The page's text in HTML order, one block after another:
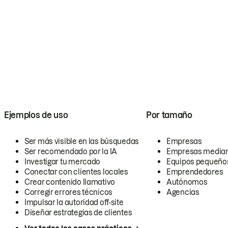
Ejemplos de uso
Ser más visible en las búsquedas
Ser recomendado por la IA
Investigar tu mercado
Conectar con clientes locales
Crear contenido llamativo
Corregir errores técnicos
Impulsar la autoridad off-site
Diseñar estrategias de clientes
Por tamaño
Empresas
Empresas
Equipos
Emprendedores
Autónomos
Agencias